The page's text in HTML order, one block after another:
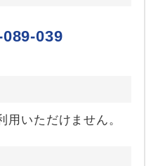
039
いただけません。